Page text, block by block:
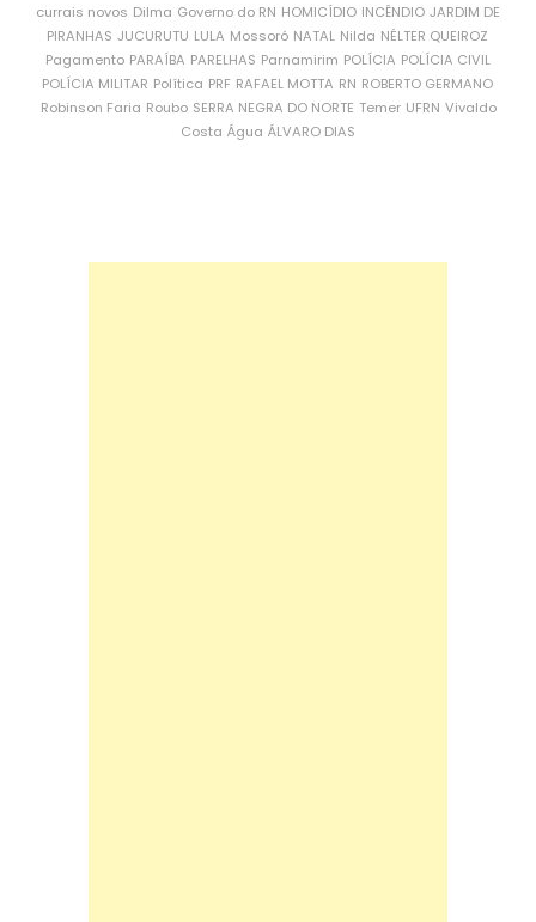
currais novos Dilma Governo do RN HOMICÍDIO INCÊNDIO JARDIM DE
PIRANHAS JUCURUTU LULA Mossoró NATAL Nilda NÉLTER QUEIROZ
Pagamento PARAÍBA PARELHAS Parnamirim POLÍCIA POLÍCIA CIVIL
POLÍCIA MILITAR Política PRF RAFAEL MOTTA RN ROBERTO GERMANO
Robinson Faria Roubo SERRA NEGRA DO NORTE Temer UFRN Vivaldo
Costa Água ÁLVARO DIAS